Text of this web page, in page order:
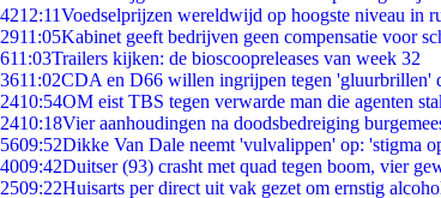
4212:11Voedselprijzen wereldwijd op hoogste niveau in
2911:05Kabinet geeft bedrijven geen compensatie voor
611:03Trailers kijken: de bioscoopreleases van week 32
3611:02CDA en D66 willen ingrijpen tegen 'gluurbrillen'
2410:54OM eist TBS tegen verwarde man die agenten
2410:18Vier aanhoudingen na doodsbedreiging
5609:52Dikke Van Dale neemt 'vulvalippen' op: 'stigma
4009:42Duitser (93) crasht met quad tegen boom, vier
2509:22Huisarts per direct uit vak gezet om ernstig